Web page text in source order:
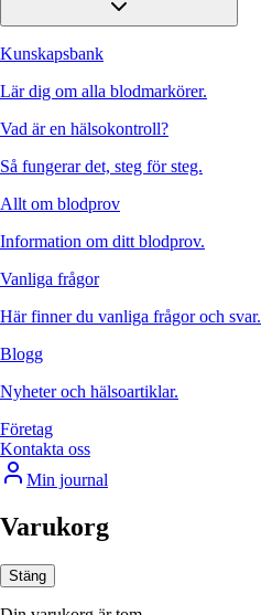
Kunskapsbank
Lär dig om alla blodmarkörer.
Vad är en hälsokontroll?
Så fungerar det, steg för steg.
Allt om blodprov
Information om ditt blodprov.
Vanliga frågor
Här finner du vanliga frågor och svar.
Blogg
Nyheter och hälsoartiklar.
Företag
Kontakta oss
Min journal
Varukorg
Stäng